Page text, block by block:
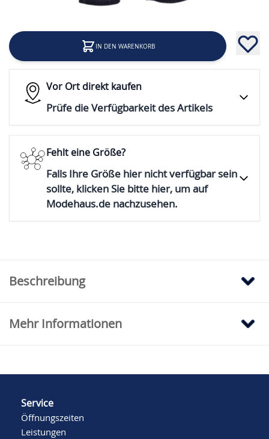
IN DEN WARENKORB
Vor Ort direkt kaufen
Prüfe die Verfügbarkeit des Artikels
Fehlt eine Größe?
Falls Ihre Größe hier nicht verfügbar sein
sollte, klicken Sie bitte hier, um auf
Modehaus.de nachzusehen.
Beschreibung
Mehr Informationen
Service
Öffnungszeiten
Leistungen